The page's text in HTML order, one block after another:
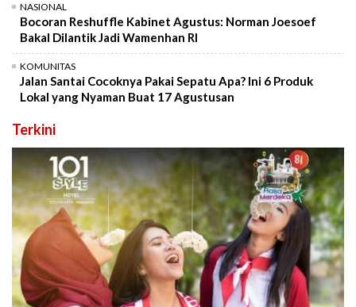
NASIONAL
Bocoran Reshuffle Kabinet Agustus: Norman Joesoef
Bakal Dilantik Jadi Wamenhan RI
KOMUNITAS
Jalan Santai Cocoknya Pakai Sepatu Apa? Ini 6 Produk
Lokal yang Nyaman Buat 17 Agustusan
Terkini